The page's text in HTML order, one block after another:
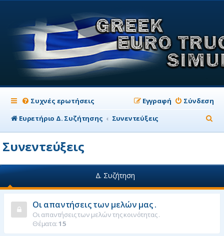
Συχνές ερωτήσεις Σύνδεση
Εγγραφή
Ευρετήριο Δ. Συζήτησης
Συνεντεύξεις
ν
τ
Συνεντεύξεις
Δ. Συζήτηση
Οι απαντήσεις των μελών μας .
Οι απαντήσεις των μελών της κοινότητας .
Θέματα:15